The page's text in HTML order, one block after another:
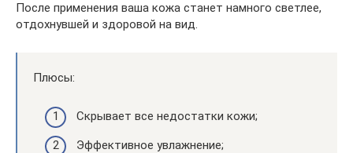
После применения ваша кожа станет намного светлее,
отдохнувшей и здоровой на вид.
Плюсы:
Скрывает все недостатки кожи;
Эффективное увлажнение;